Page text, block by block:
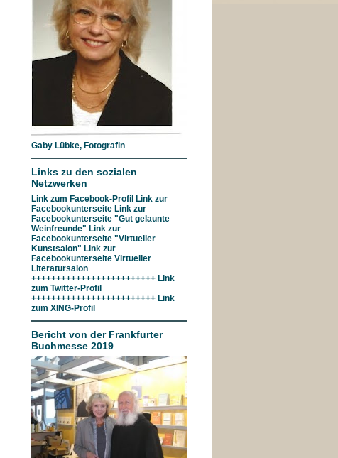
Gaby Lübke, Fotografin
Links zu den sozialen
Netzwerken
Link zum Facebook-Profil Link zur
Facebookunterseite Link zur
Facebookunterseite "Gut gelaunte
Weinfreunde" Link zur
Facebookunterseite "Virtueller
Kunstsalon" Link zur
Facebookunterseite Virtueller
Literatursalon
+++++++++++++++++++++++++ Link
zum Twitter-Profil
+++++++++++++++++++++++++ Link
zum XING-Profil
Bericht von der Frankfurter
Buchmesse 2019